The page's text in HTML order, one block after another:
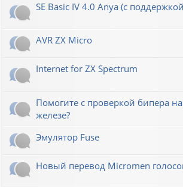
SE Basic IV 4.0 Anya (с
AVR ZX Micro
Internet for ZX Spectrum
Помогите с проверкой бипера
железе?
Эмулятор Fuse
Новый перевод Micromen